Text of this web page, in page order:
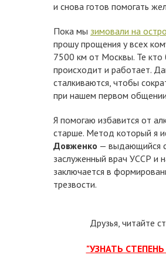
и снова готов помогать
Пока мы зимовали на
прошу прощения у всех
7500 км от Москвы. Те кто
происходит и работает.
сталкиваются, чтобы
при нашем первом
Я помогаю избавится от
старше. Метод который я
Довженко — выдающийся
заслуженный врач УССР и
заключается в
трезвости.
Друзья, читайте
"УЗНАТЬ